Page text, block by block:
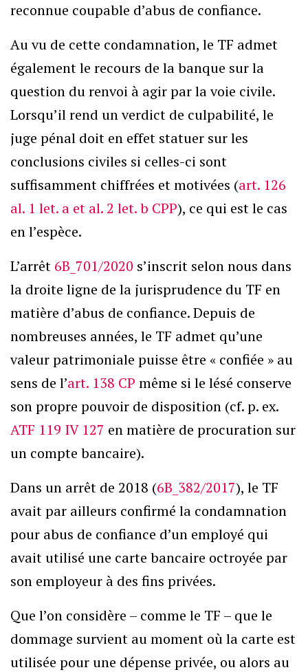
reconnue coupable d’abus de confiance.
Au vu de cette condamnation, le TF admet
également le recours de la banque sur la
question du renvoi à agir par la voie civile.
Lorsqu’il rend un verdict de culpabilité, le
juge pénal doit en effet statuer sur les
conclusions civiles si celles-ci sont
suffisamment chiffrées et motivées (art. 126
al. 1 let. a et al. 2 let. b CPP), ce qui est le cas
en l’espèce.
L’arrêt 6B_701/2020 s’inscrit selon nous dans
la droite ligne de la jurisprudence du TF en
matière d’abus de confiance. Depuis de
nombreuses années, le TF admet qu’une
valeur patrimoniale puisse être « confiée » au
sens de l’art. 138 CP même si le lésé conserve
son propre pouvoir de disposition (cf. p. ex.
ATF 119 IV 127 en matière de procuration sur
un compte bancaire).
Dans un arrêt de 2018 (6B_382/2017), le TF
avait par ailleurs confirmé la condamnation
pour abus de confiance d’un employé qui
avait utilisé une carte bancaire octroyée par
son employeur à des fins privées.
Que l’on considère – comme le TF – que le
dommage survient au moment où la carte est
utilisée pour une dépense privée, ou alors au